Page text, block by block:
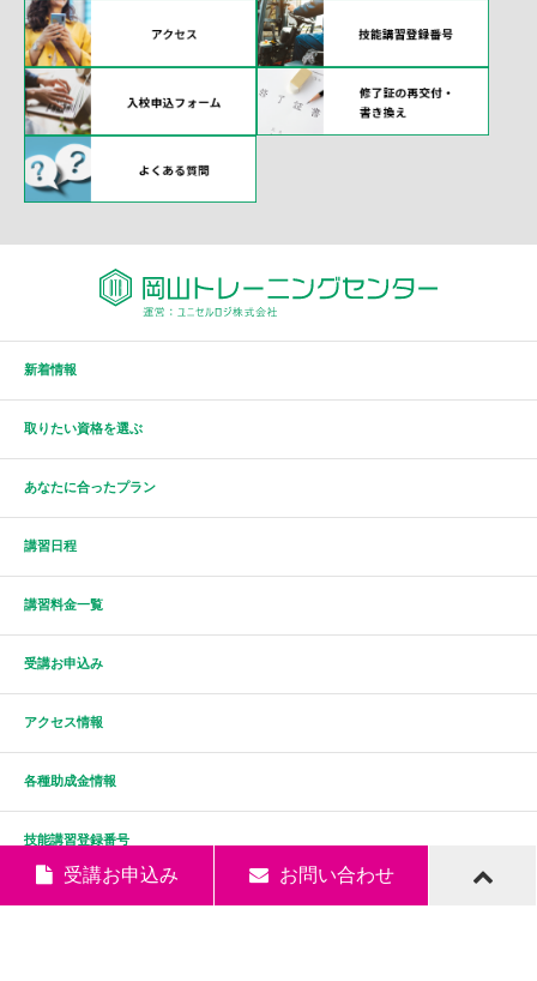
新着情報
取りたい資格を選ぶ
あなたに合ったプラン
講習日程
講習料金一覧
受講お申込み
アクセス情報
各種助成金情報
技能講習登録番号
受講お申込み お問い合わせ